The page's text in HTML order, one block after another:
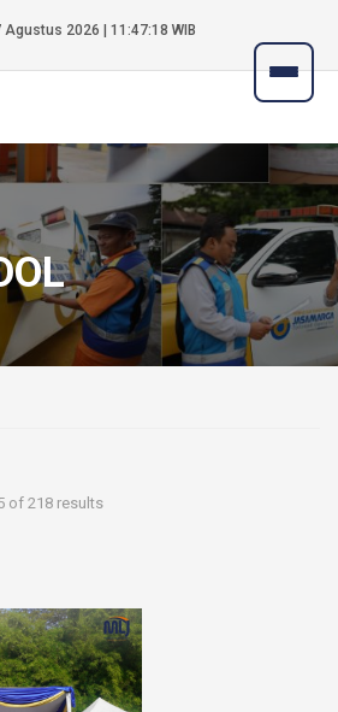
2026 | 11:47:18 WIB
of 218 results